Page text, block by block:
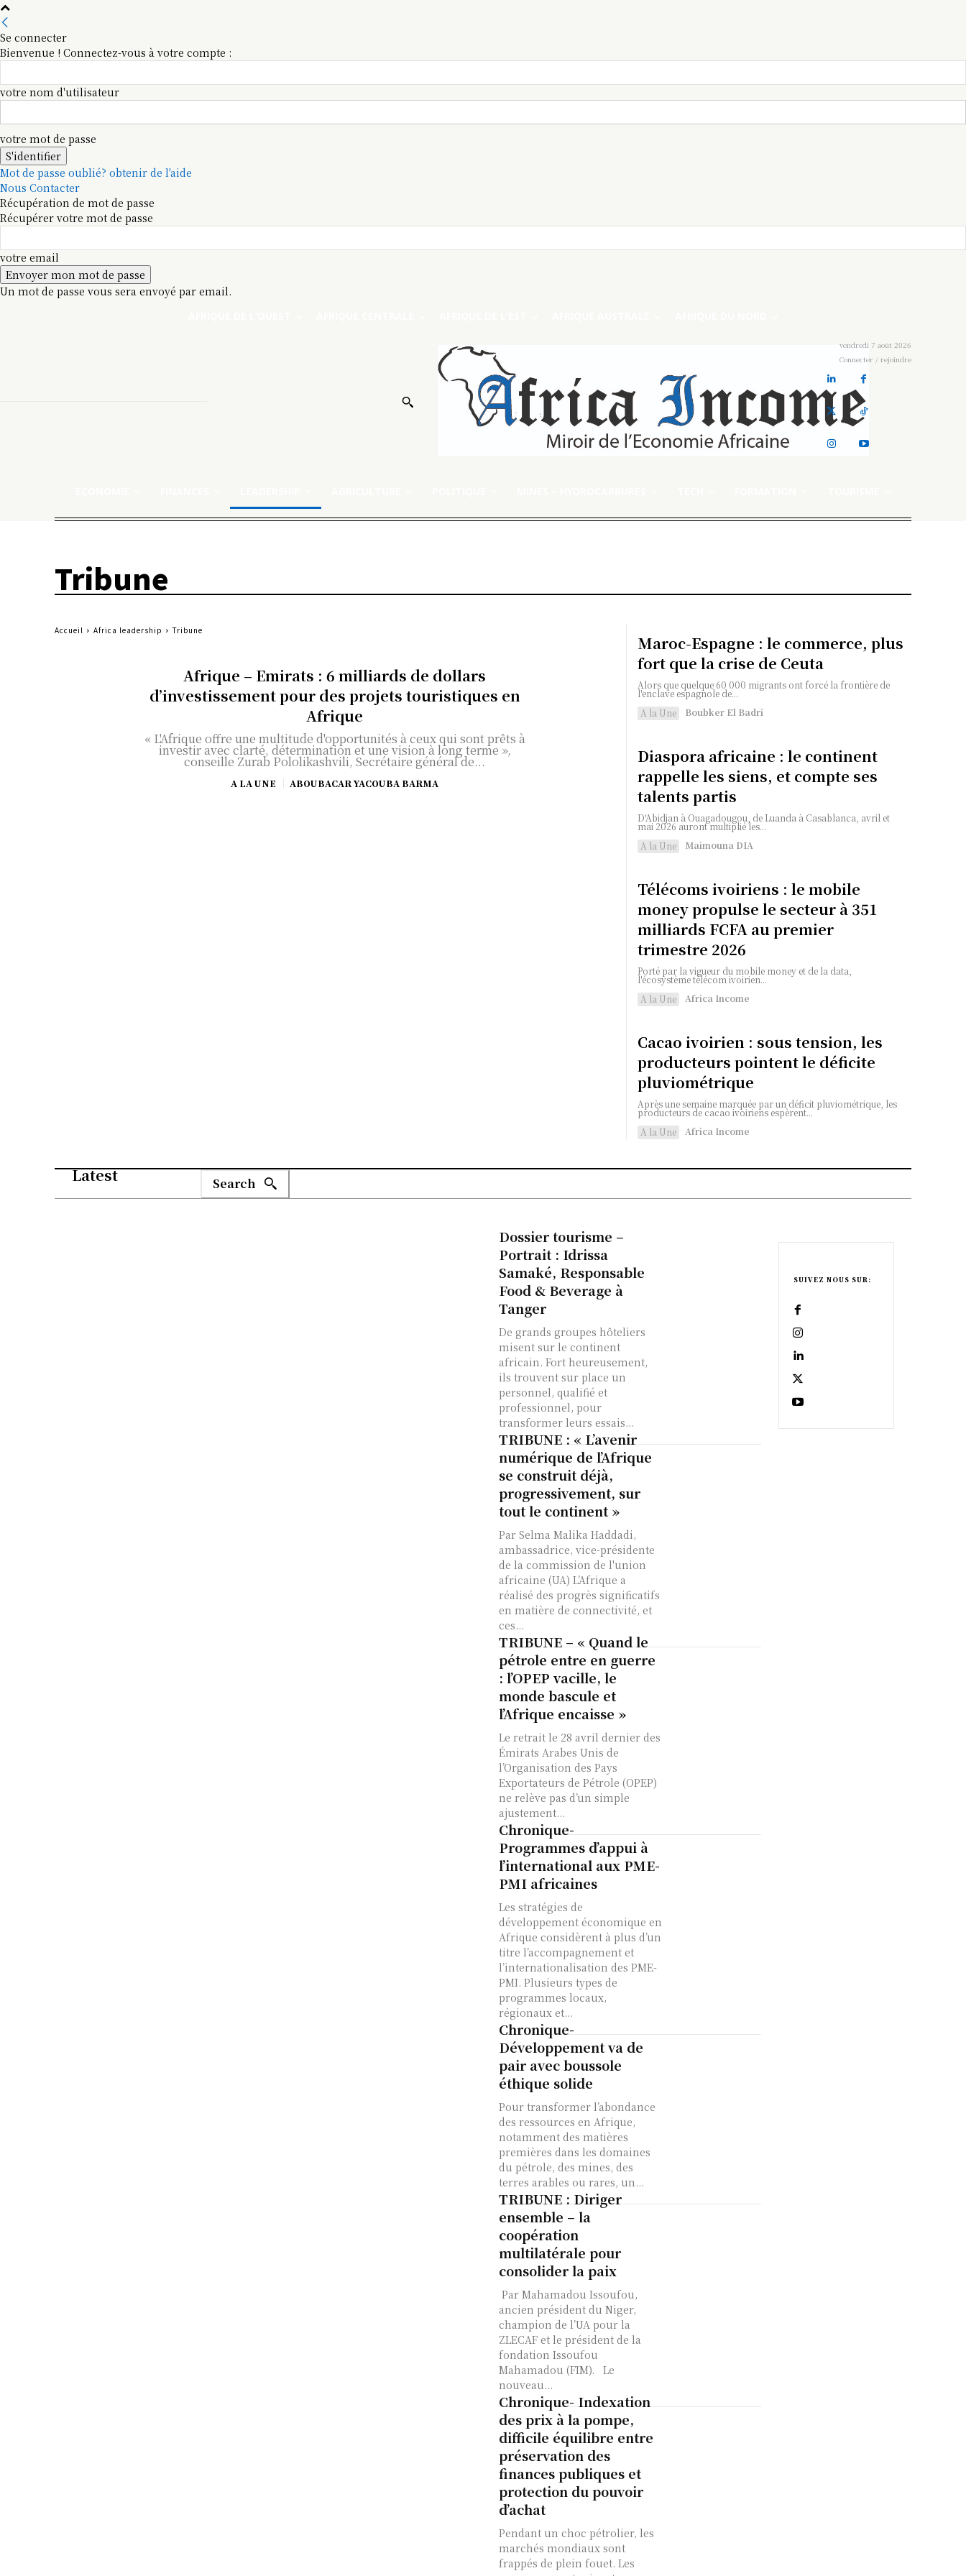
Se connecter
Bienvenue ! Connectez-vous à votre compte :
votre nom d'utilisateur
votre mot de passe
Mot de passe oublié? obtenir de l'aide
Nous Contacter
Récupération de mot de passe
Récupérer votre mot de passe
votre email
Un mot de passe vous sera envoyé par email.
vendredi 7 août 2026
Connecter / rejoindre
Tribune
Accueil Africa leadership Tribune
Afrique – Emirats : 6 milliards de dollars
d’investissement pour des projets touristiques en
Afrique
« L'Afrique offre une multitude d'opportunités à ceux qui sont prêts à
investir avec clarté, détermination et une vision à long terme »,
conseille Zurab Pololikashvili, Secrétaire général de...
A LA UNE ABOUBACAR YACOUBA BARMA
Maroc-Espagne : le commerce, plus
fort que la crise de Ceuta
Alors que quelque 60 000 migrants ont forcé la frontière de
l'enclave espagnole de...
A la Une
Boubker El Badri
Diaspora africaine : le continent
rappelle les siens, et compte ses
talents partis
D'Abidjan à Ouagadougou, de Luanda à Casablanca, avril et
mai 2026 auront multiplié les...
A la Une
Maimouna DIA
Télécoms ivoiriens : le mobile
money propulse le secteur à 351
milliards FCFA au premier
trimestre 2026
Porté par la vigueur du mobile money et de la data,
l'écosystème télécom ivoirien...
A la Une
Africa Income
Cacao ivoirien : sous tension, les
producteurs pointent le déficite
pluviométrique
Après une semaine marquée par un déficit pluviométrique, les
producteurs de cacao ivoiriens espèrent...
A la Une
Africa Income
Latest Search
Dossier tourisme –
Portrait : Idrissa
Samaké, Responsable
Food & Beverage à
Tanger
De grands groupes hôteliers
misent sur le continent
africain. Fort heureusement,
ils trouvent sur place un
personnel, qualifié et
professionnel, pour
transformer leurs essais...
TRIBUNE : « L’avenir
numérique de l’Afrique
se construit déjà,
progressivement, sur
tout le continent »
Par Selma Malika Haddadi,
ambassadrice, vice-présidente
de la commission de l'union
africaine (UA) L’Afrique a
réalisé des progrès significatifs
en matière de connectivité, et
ces...
TRIBUNE – « Quand le
pétrole entre en guerre
: l’OPEP vacille, le
monde bascule et
l’Afrique encaisse »
Le retrait le 28 avril dernier des
Émirats Arabes Unis de
l’Organisation des Pays
Exportateurs de Pétrole (OPEP)
ne relève pas d’un simple
ajustement...
Chronique-
Programmes d’appui à
l’international aux PME-
PMI africaines
Les stratégies de
développement économique en
Afrique considèrent à plus d’un
titre l’accompagnement et
l’internationalisation des PME-
PMI. Plusieurs types de
programmes locaux,
régionaux et...
Chronique-
Développement va de
pair avec boussole
éthique solide
Pour transformer l’abondance
des ressources en Afrique,
notamment des matières
premières dans les domaines
du pétrole, des mines, des
terres arables ou rares, un...
TRIBUNE : Diriger
ensemble – la
coopération
multilatérale pour
consolider la paix
Par Mahamadou Issoufou,
ancien président du Niger,
champion de l’UA pour la
ZLECAF et le président de la
fondation Issoufou
Mahamadou (FIM). Le
nouveau...
Chronique- Indexation
des prix à la pompe,
difficile équilibre entre
préservation des
finances publiques et
protection du pouvoir
d’achat
Pendant un choc pétrolier, les
marchés mondiaux sont
frappés de plein fouet. Les
SUIVEZ NOUS SUR: